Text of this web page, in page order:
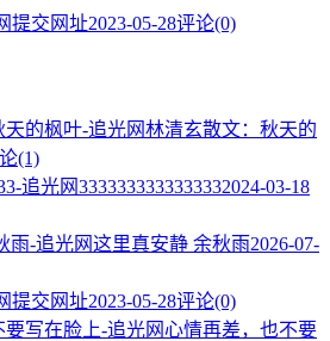
提交网址2023-05-28评论(0)
林清玄散文：秋天的
(1)
3333333333333332024-03-18
这里真安静 余秋雨2026-07-
提交网址2023-05-28评论(0)
心情再差，也不要